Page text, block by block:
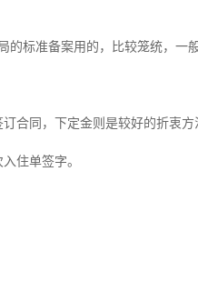
的标准备案用的，比较笼统，
合同，下定金则是较好的折衷
住单签字。